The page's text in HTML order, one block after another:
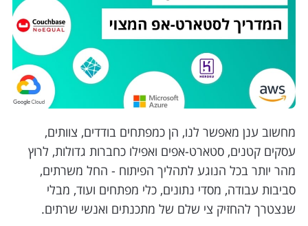
מחשוב ענן מאפשר לנו, הן כמפתחים בודדים, צוותים,
עסקים קטנים, סטארט-אפים ואפילו כחברות גדולות, לרוץ
מהר יותר בכל הנוגע לתהליך הפיתוח - החל משרתים,
סביבות עבודה, מסדי נתונים, כלי מפתחים ועוד, מבלי
שנצטרך להחזיק צי שלם של מתכנתים ואנשי שרתים.